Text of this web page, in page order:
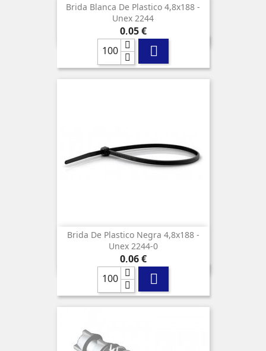
Brida Blanca De Plastico 4,8x188 -
Unex 2244
Precio
0,05 €

Brida De Plastico Negra 4,8x188 -
Unex 2244-0
Precio
0,06 €
